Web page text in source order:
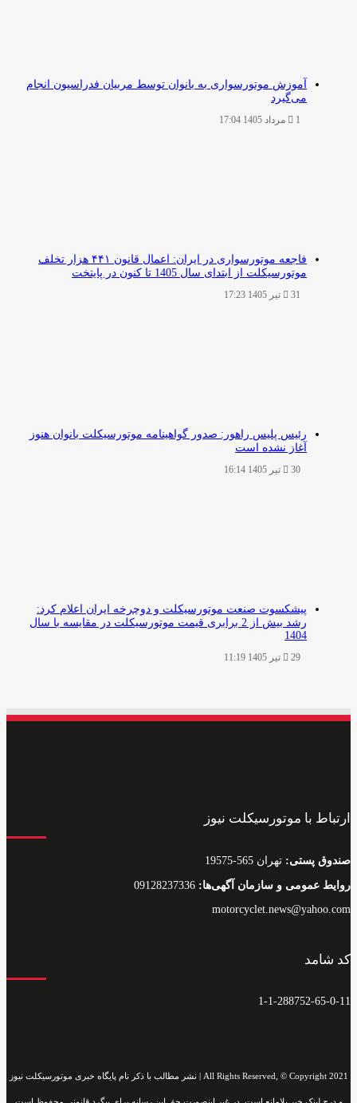
آموزش موتورسواری به بانوان توسط مربیان فدراسیون انجام
می‌گیرد
1 مرداد 1405 17:04
فاجعه موتورسواری در ایران: اعمال قانون ۴۴۱ هزار تخلف
موتورسیکلت از ابتدای سال 1405 تا کنون در پایتخت
31 تیر 1405 17:23
رئیس پلیس راهور: صدور گواهینامه موتورسیکلت بانوان هنوز
آغاز نشده است
30 تیر 1405 16:14
پیشکسوت صنعت موتورسیکلت و دوچرخه ایران اعلام کرد:
رشد بیش از 2 برابری قیمت موتورسیکلت در مقایسه با سال
1404
29 تیر 1405 11:19
ارتباط با موتورسیکلت نیوز
صندوق پستی:تهران 565-19575
روایط عمومی و سازمان آگهی‌ها:09128237336
motorcyclet.news@yahoo.com
کد شامد
1-1-288752-65-0-11
All Rights Reserved, © Copyright 2021 | نشر مطالب با ذکر نام پایگاه خبری موتورسیکلت نیوز